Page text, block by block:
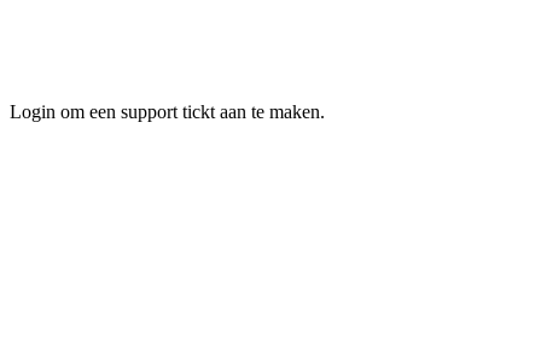
Login om een support tickt aan te maken.